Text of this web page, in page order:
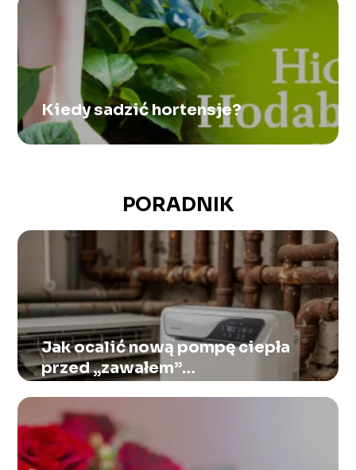
Kiedy sadzić hortensje?
PORADNIK
Jak ocalić nową pompę ciepła
przed „zawałem”
starych rur?